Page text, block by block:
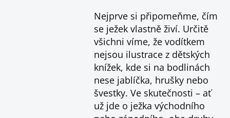
Nejprve si připomeňme, čím
se ježek vlastně živí. Určitě
všichni víme, že vodítkem
nejsou ilustrace z dětských
knížek, kde si na bodlinách
nese jablíčka, hrušky nebo
švestky. Ve skutečnosti – ať
už jde o ježka východního